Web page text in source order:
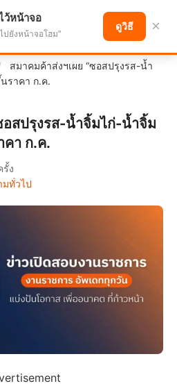
ตที่ก้าวหน้า
สมาคมค้าส่งฯเผย “ซอสปรุงรส-น้ำ
ราคา ก.ค.
อสปรุงรส-น้ำจิ้มไก่-น้ำจิ้ม
คา ก.ค.
รั้ง
ทั่วไป
ว้หน้าจอ
ปยังหน้าจอโฮม"
ดูวิธี ×